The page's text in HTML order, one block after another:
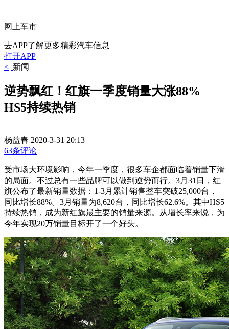
网上车市
去APP了解更多精彩汽车信息
打开APP
< 新闻
逆势飘红！红旗一季度销量大涨88%
HS5持续热销
杨益春 2020-3-31 20:13
63条评论
受市场大环境影响，今年一季度，很多车企都面临着销量下滑
的局面。不过总有一些品牌可以做到逆势而行。3月31日，红
旗公布了最新销量数据：1-3月累计销售整车突破25,000台，
同比增长88%。3月销量为8,620台，同比增长62.6%。 其中HS5
持续热销，成为新红旗最主要的销量来源。
从增长率来说，为
今年实现20万销量目标开了一个好头。